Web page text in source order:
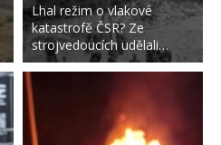
Lhal režim o vlakové
katastrofě ČSR? Ze
strojvedoucích udělali…